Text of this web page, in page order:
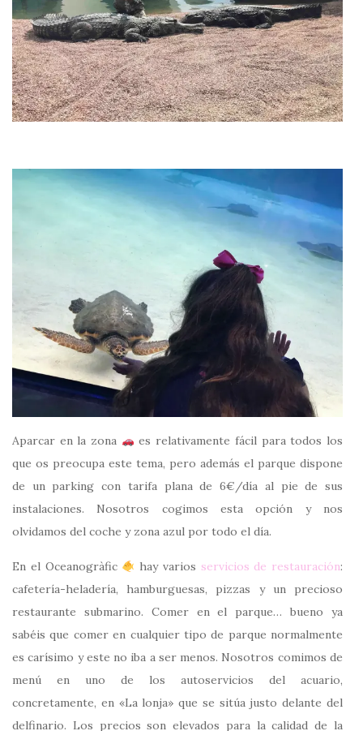
Aparcar en la zona
es relativamente fácil para todos los
que os preocupa este tema, pero además el parque dispone
de un parking con tarifa plana de 6€/día al pie de sus
instalaciones. Nosotros cogimos esta opción y nos
olvidamos del coche y zona azul por todo el día.
En el Oceanogràfic hay varios servicios de restauración:
cafetería-heladería, hamburguesas, pizzas y un precioso
restaurante submarino. Comer en el parque… bueno ya
sabéis que comer en cualquier tipo de parque normalmente
es carísimo y este no iba a ser menos. Nosotros comimos de
menú en uno de los autoservicios del acuario,
concretamente, en «La lonja» que se sitúa justo delante del
delfinario. Los precios son elevados para la calidad de la